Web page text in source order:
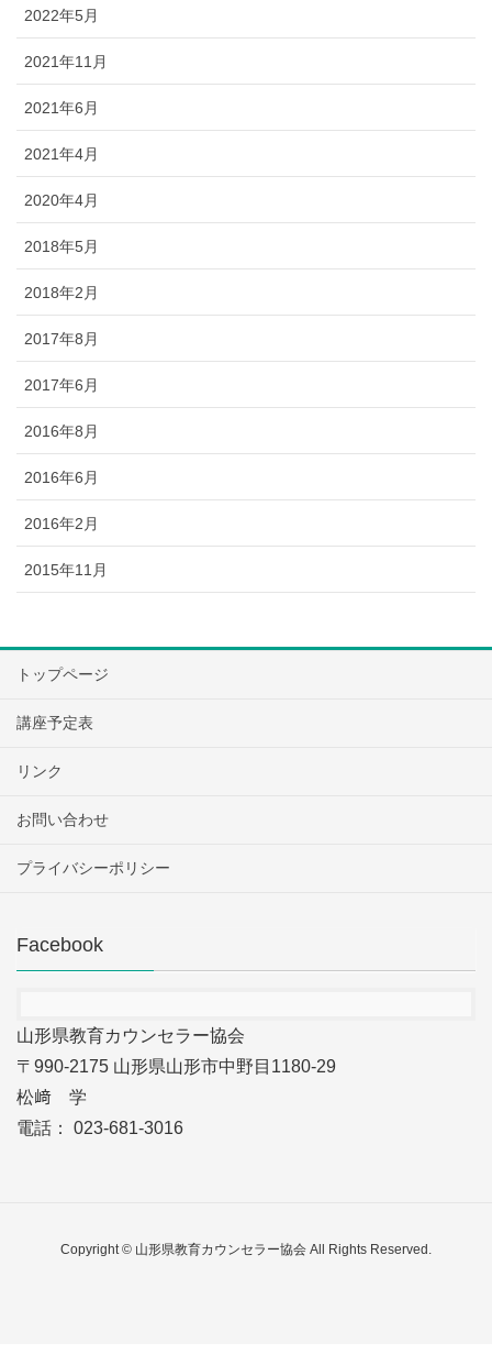
2022年5月
2021年11月
2021年6月
2021年4月
2020年4月
2018年5月
2018年2月
2017年8月
2017年6月
2016年8月
2016年6月
2016年2月
2015年11月
トップページ
講座予定表
リンク
お問い合わせ
プライバシーポリシー
Facebook
山形県教育カウンセラー協会
〒990-2175 山形県山形市中野目1180-29
松﨑 学
電話： 023-681-3016
Copyright © 山形県教育カウンセラー協会 All Rights Reserved.